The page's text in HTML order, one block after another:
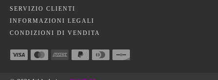
SERVIZIO CLIENTI
INFORMAZIONI LEGALI
CONDIZIONI DI VENDITA